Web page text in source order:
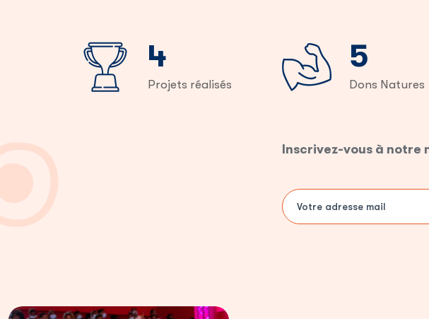
5
Projets réalisés
7
Dons Natures
Inscrivez-vous à notre